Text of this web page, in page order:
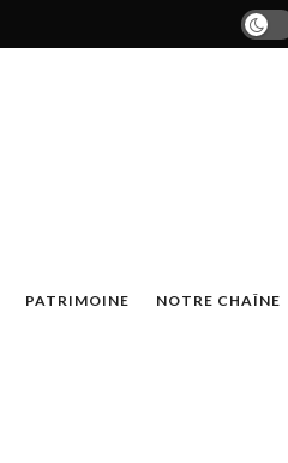
PATRIMOINE NOTRE CHAÎNE